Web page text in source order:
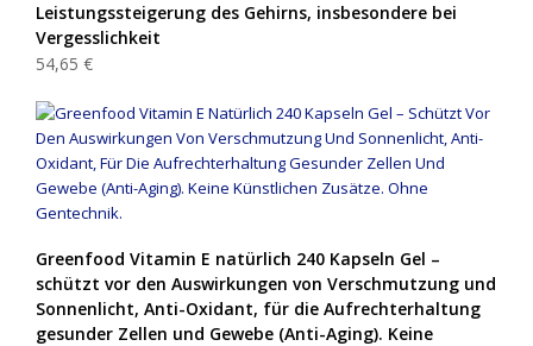
Leistungssteigerung des Gehirns, insbesondere bei
Vergesslichkeit
54,65 €
Greenfood Vitamin E natürlich 240 Kapseln Gel –
schützt vor den Auswirkungen von Verschmutzung und
Sonnenlicht, Anti-Oxidant, für die Aufrechterhaltung
gesunder Zellen und Gewebe (Anti-Aging). Keine